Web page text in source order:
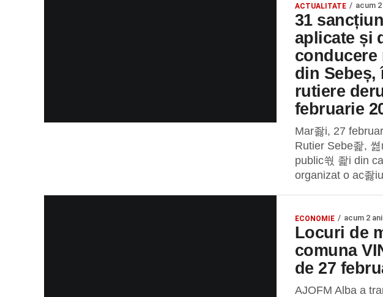
ACTUALITATE acum
31
aplicate și
din Sebeș,
rutiere
februarie
Mar좛i, 27
Rutier Sebe좙,
public쒃 좙i din
organizat o ac좛
ECONOMIE acum 2 ani
Locuri de
comuna
de 27
AJOFM Alba a